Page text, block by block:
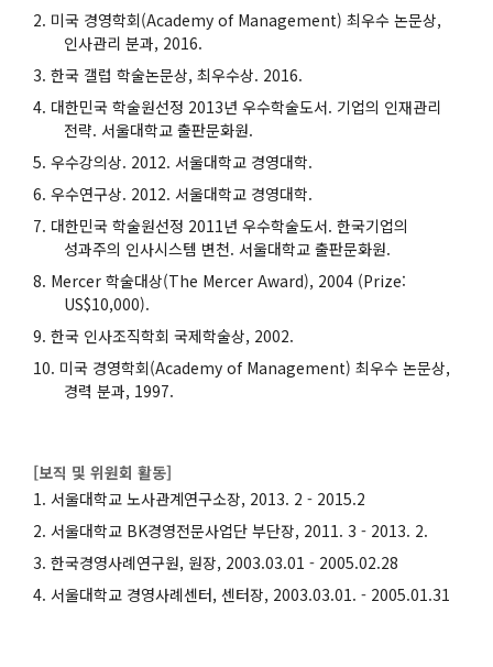
미국 경영학회(Academy of Management) 최우수 논문상,
인사관리 분과, 2016.
한국 갤럽 학술논문상, 최우수상. 2016.
대한민국 학술원선정 2013년 우수학술도서. 기업의 인재관리
전략. 서울대학교 출판문화원.
우수강의상. 2012. 서울대학교 경영대학.
우수연구상. 2012. 서울대학교 경영대학.
대한민국 학술원선정 2011년 우수학술도서. 한국기업의
성과주의 인사시스템 변천. 서울대학교 출판문화원.
Mercer 학술대상(The Mercer Award), 2004 (Prize:
US$10,000).
한국 인사조직학회 국제학술상, 2002.
미국 경영학회(Academy of Management) 최우수 논문상,
경력 분과, 1997.
[보직 및 위원회 활동]
서울대학교 노사관계연구소장, 2013. 2 - 2015.2
서울대학교 BK경영전문사업단 부단장, 2011. 3 - 2013. 2.
한국경영사례연구원, 원장, 2003.03.01 - 2005.02.28
서울대학교 경영사례센터, 센터장, 2003.03.01. - 2005.01.31